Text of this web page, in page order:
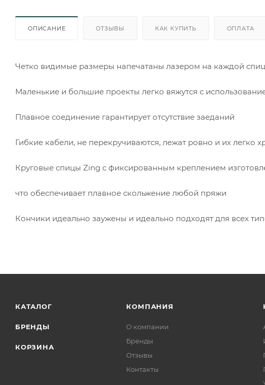
ОПИСАНИЕ ОТЗЫВЫ КАК КУПИТЬ ОПЛАТА
Четко видимые размеры напечатаны лазером на каждой
Маленькие и большие проекты легко вяжутся с
Плавное соединение гарантирует отсутствие заеданий
Гибкие кабели, не перекручиваются, лежат ровно и их легко
Круговые спицы Zing с фиксированным креплением
что обеспечивает плавное скольжение любой пряжи
Кончики идеально заужены и идеально подходят для всех
КАТАЛОГ
БРЕНДЫ
КОРЗИНА
КОМПАНИЯ
О компании
Бренды
Отзывы
Контакты